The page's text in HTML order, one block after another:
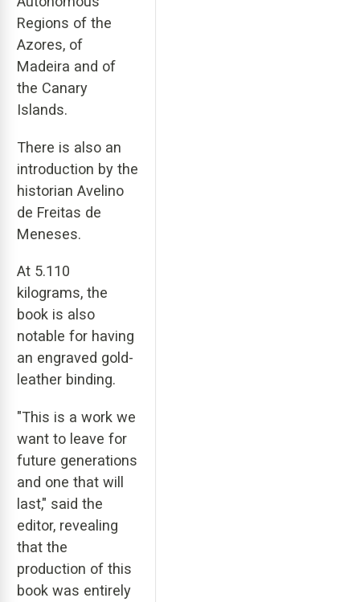
Regions of the
Azores, of
Madeira and of
the Canary
Islands.
There is also an
introduction by the
historian Avelino
de Freitas de
Meneses.
At 5.110
kilograms, the
book is also
notable for having
an engraved gold-
leather binding.
"This is a work we
want to leave for
future generations
and one that will
last," said the
editor, revealing
that the
production of this
book was entirely